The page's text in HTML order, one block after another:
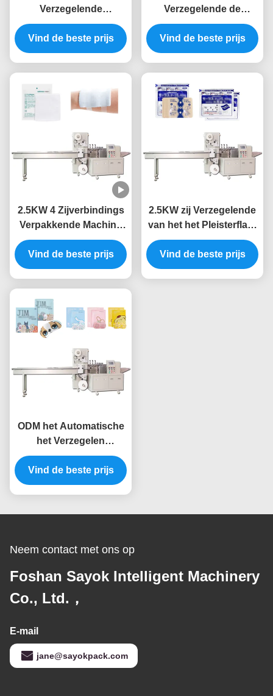
Verzegelende
Verpakkingsmachine
5.5KW voor Medische
Producten
Vind de beste prijs
Verzegelende de
van de
Verpakkingsmachine
Vind de beste prijs
2.5KW 4 Zijverbindings
Verpakkende Machine
Mechanisch Medisch
Gauze Packing Machine
Vind de beste prijs
2.5KW zij Verzegelende
van het het Pleisterflard
van de
Verpakkingsmachine de
Verbindings
Vind de beste prijs
ODM het Automatische
het Verzegelen
Verpakkingsmachine
Gemakkelijke Plaatsen
voor het Masker van het
Vind de beste prijs
Neem contact met ons op
Foshan Sayok Intelligent Machinery
Co., Ltd.，
E-mail
jane@sayokpack.com